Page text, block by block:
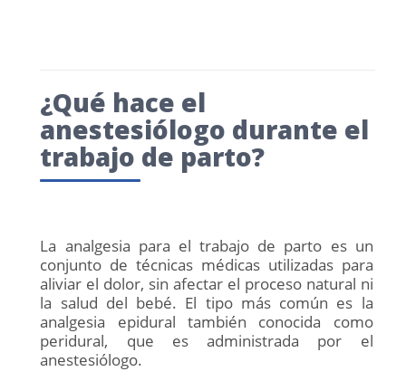
¿Qué hace el
anestesiólogo durante el
trabajo de parto?
La analgesia para el trabajo de parto es un
conjunto de técnicas médicas utilizadas para
aliviar el dolor, sin afectar el proceso natural ni
la salud del bebé. El tipo más común es la
analgesia epidural también conocida como
peridural, que es administrada por el
anestesiólogo.